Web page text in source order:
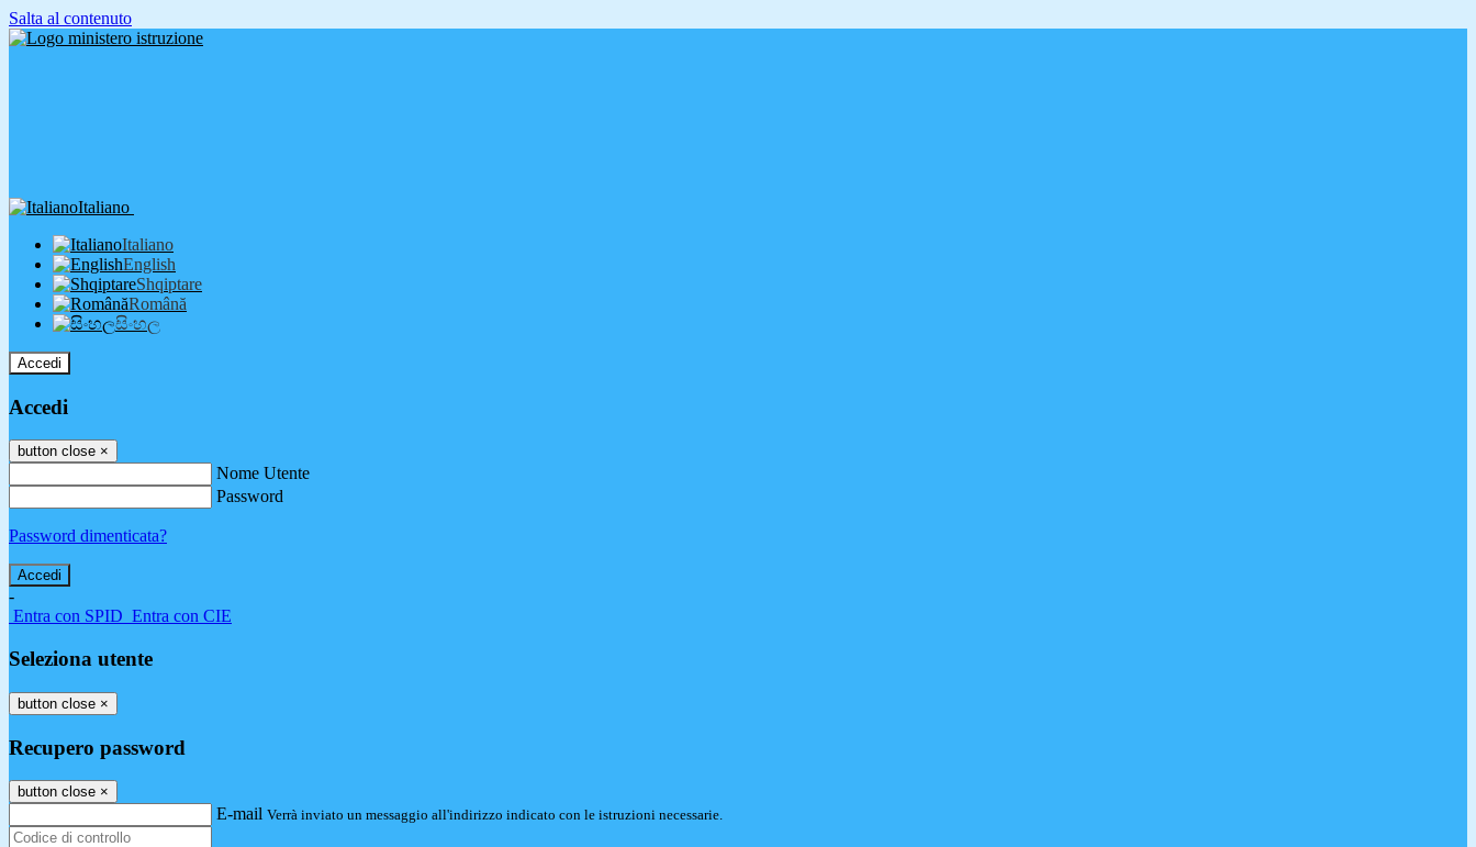
Salta al contenuto
Italiano
Italiano
English
Shqiptare
Română
සිංහල
Accedi
Accedi
button close ×
Nome Utente
Password
Password dimenticata?
-
Entra con SPID Entra con CIE
Seleziona utente
button close ×
Recupero password
button close ×
E-mail Verrà inviato un messaggio all'indirizzo indicato con le istruzioni necessarie.